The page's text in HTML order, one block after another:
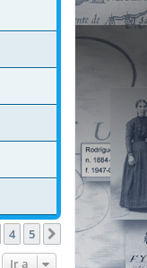
4 5 Siguiente
Ir a